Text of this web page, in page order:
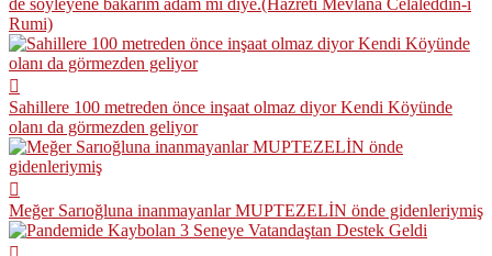
Rumi)
Sahillere 100 metreden önce inşaat olmaz diyor Kendi Köyünde
olanı da görmezden geliyor
Meğer Sarıoğluna inanmayanlar MUPTEZELİN önde gidenleriymiş